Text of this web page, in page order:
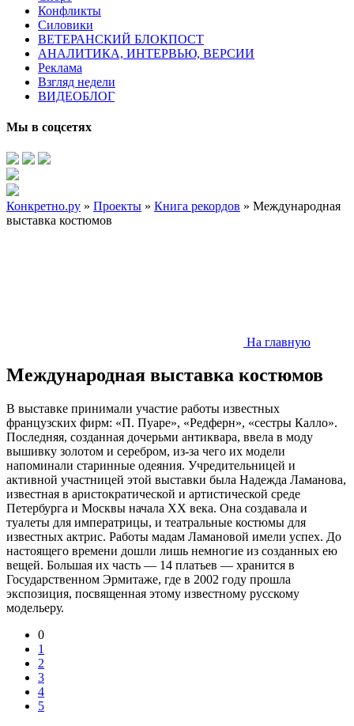
Конфликты
Силовики
ВЕТЕРАНСКИЙ БЛОКПОСТ
АНАЛИТИКА, ИНТЕРВЬЮ, ВЕРСИИ
Реклама
Взгляд недели
ВИДЕОБЛОГ
Мы в соцсетях
Конкретно.ру » Проекты » Книга рекордов » Международная
выставка костюмов
На главную
Международная выставка костюмов
В выставке принимали участие работы известных
французских фирм: «П. Пуаре», «Редферн», «сестры Калло».
Последняя, созданная дочерьми антиквара, ввела в моду
вышивку золотом и серебром, из-за чего их модели
напоминали старинные одеяния. Учредительницей и
активной участницей этой выставки была Надежда Ламанова,
известная в аристократической и артистической среде
Петербурга и Москвы начала ХХ века. Она создавала и
туалеты для императрицы, и театральные костюмы для
известных актрис. Работы мадам Ламановой имели успех. До
настоящего времени дошли лишь немногие из созданных ею
вещей. Большая их часть — 14 платьев — хранится в
Государственном Эрмитаже, где в 2002 году прошла
экспозиция, посвященная этому известному русскому
модельеру.
0
1
2
3
4
5